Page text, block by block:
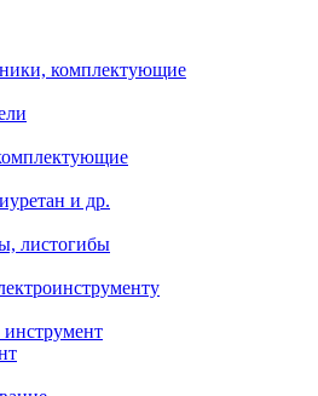
комплектующие
и др.
листогибы